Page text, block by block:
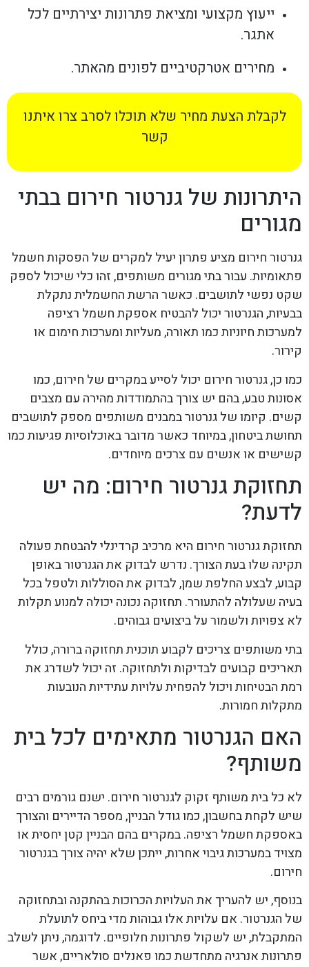
ייעוץ מקצועי ומציאת פתרונות יצירתיים לכל
אתגר.
מחירים אטרקטיביים לפונים מהאתר.
לקבלת הצעת מחיר שלא תוכלו לסרב צרו איתנו
קשר
היתרונות של גנרטור חירום בבתי
מגורים
גנרטור חירום מציע פתרון יעיל למקרים של הפסקות חשמל
פתאומיות. עבור בתי מגורים משותפים, זהו כלי שיכול לספק
שקט נפשי לתושבים. כאשר הרשת החשמלית נתקלת
בבעיות, הגנרטור יכול להבטיח אספקת חשמל רציפה
למערכות חיוניות כמו תאורה, מעליות ומערכות חימום או
קירור.
כמו כן, גנרטור חירום יכול לסייע במקרים של חירום, כמו
אסונות טבע, בהם יש צורך בהתמודדות מהירה עם מצבים
קשים. קיומו של גנרטור במבנים משותפים מספק לתושבים
תחושת ביטחון, במיוחד כאשר מדובר באוכלוסיות פגיעות כמו
קשישים או אנשים עם צרכים מיוחדים.
תחזוקת גנרטור חירום: מה יש
לדעת?
תחזוקת גנרטור חירום היא מרכיב קרדינלי להבטחת פעולה
תקינה שלו בעת הצורך. נדרש לבדוק את הגנרטור באופן
קבוע, לבצע החלפת שמן, לבדוק את הסוללות ולטפל בכל
בעיה שעלולה להתעורר. תחזוקה נכונה יכולה למנוע תקלות
לא צפויות ולשמור על ביצועים גבוהים.
בתי משותפים צריכים לקבוע תוכנית תחזוקה ברורה, כולל
תאריכים קבועים לבדיקות ולתחזוקה. זה יכול לשדרג את
רמת הבטיחות ויכול להפחית עלויות עתידיות הנובעות
מתקלות חמורות.
האם הגנרטור מתאימים לכל בית
משותף?
לא כל בית משותף זקוק לגנרטור חירום. ישנם גורמים רבים
שיש לקחת בחשבון, כמו גודל הבניין, מספר הדיירים והצורך
באספקת חשמל רציפה. במקרים בהם הבניין קטן יחסית או
מצויד במערכות גיבוי אחרות, ייתכן שלא יהיה צורך בגנרטור
חירום.
בנוסף, יש להעריך את העלויות הכרוכות בהתקנה ובתחזוקה
של הגנרטור. אם עלויות אלו גבוהות מדי ביחס לתועלת
המתקבלת, יש לשקול פתרונות חלופיים. לדוגמה, ניתן לשלב
פתרונות אנרגיה מתחדשת כמו פאנלים סולאריים, אשר